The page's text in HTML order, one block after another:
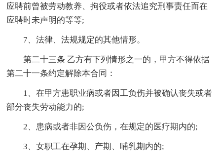
应聘前曾被劳动教养、拘役或者依法追究刑事责任而在
应聘时未声明的等等;
7、法律、法规规定的其他情形。
第二十三条 乙方有下列情形之一的，甲方不得依据
第二十一条约定解除本合同：
1、在甲方患职业病或者因工负伤并被确认丧失或者
部分丧失劳动能力的;
2、患病或者非因公负伤，在规定的医疗期内的;
3、女职工在孕期、产期、哺乳期内的;